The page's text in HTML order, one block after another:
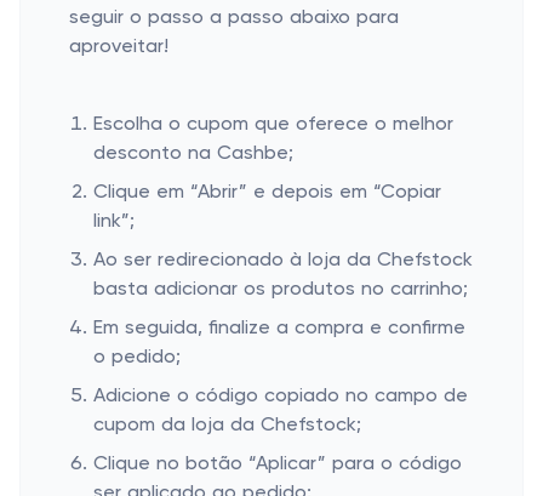
seguir o passo a passo abaixo para
aproveitar!
Escolha o cupom que oferece o melhor
desconto na Cashbe;
Clique em “Abrir” e depois em “Copiar
link”;
Ao ser redirecionado à loja da Chefstock
basta adicionar os produtos no carrinho;
Em seguida, finalize a compra e confirme
o pedido;
Adicione o código copiado no campo de
cupom da loja da Chefstock;
Clique no botão “Aplicar” para o código